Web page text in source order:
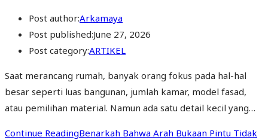
Post author:Arkamaya
Post published:June 27, 2026
Post category:ARTIKEL
Saat merancang rumah, banyak orang fokus pada hal-hal
besar seperti luas bangunan, jumlah kamar, model fasad,
atau pemilihan material. Namun ada satu detail kecil yang…
Continue ReadingBenarkah Bahwa Arah Bukaan Pintu Tidak